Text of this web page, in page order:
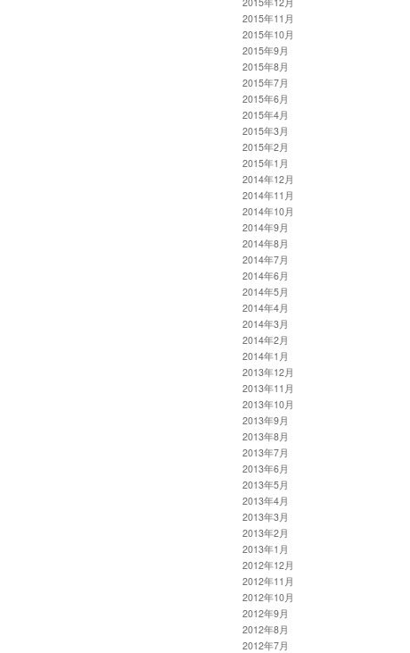
2015年11月
2015年10月
2015年9月
2015年8月
2015年7月
2015年6月
2015年4月
2015年3月
2015年2月
2015年1月
2014年12月
2014年11月
2014年10月
2014年9月
2014年8月
2014年7月
2014年6月
2014年5月
2014年4月
2014年3月
2014年2月
2014年1月
2013年12月
2013年11月
2013年10月
2013年9月
2013年8月
2013年7月
2013年6月
2013年5月
2013年4月
2013年3月
2013年2月
2013年1月
2012年12月
2012年11月
2012年10月
2012年9月
2012年8月
2012年7月